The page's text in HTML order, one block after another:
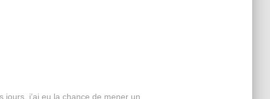
j’ai eu la chance de mener un